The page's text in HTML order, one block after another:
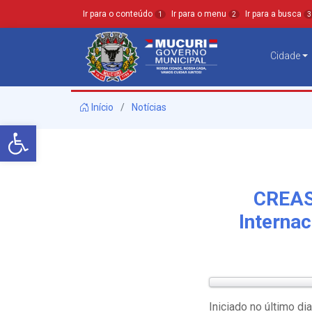
Barra de Ferramentas Aberta
Ir para o conteúdo 1 Ir para o menu 2 Ir para a busca 3
Cidade
Início Notícias
Iniciado no último